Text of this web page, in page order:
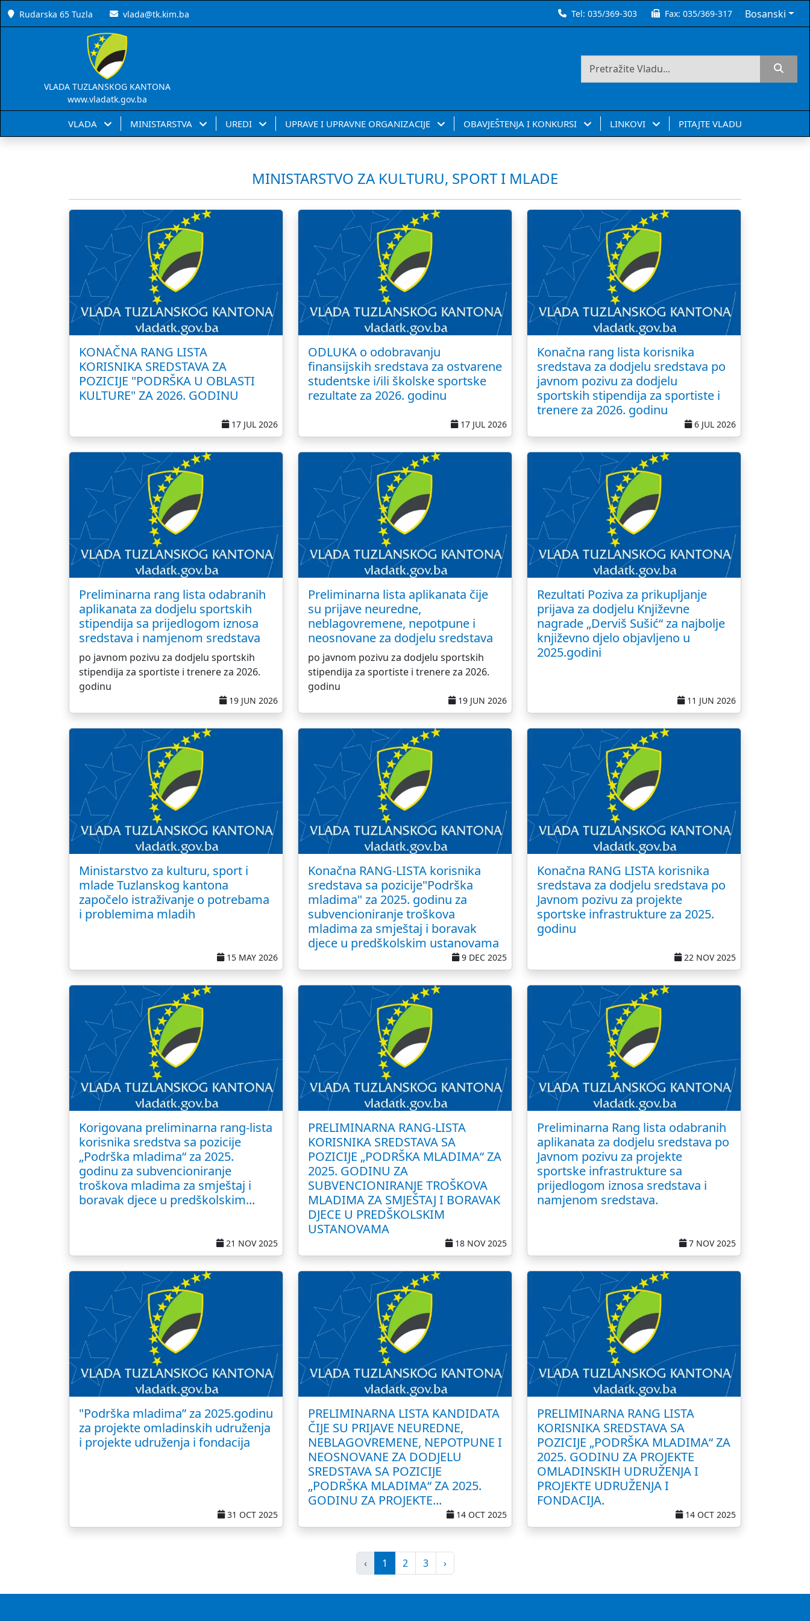
Rudarska 65 Tuzla vlada@tk.kim.ba Tel:035/369-303 Fax:035/369-317 Bosanski
VLADA TUZLANSKOG KANTONA
www.vladatk.gov.ba
VLADA MINISTARSTVA UREDI UPRAVE I UPRAVNE ORGANIZACIJE OBAVJEŠTENJA I KONKURSI LINKOVI PITAJTE VLADU
MINISTARSTVO ZA KULTURU, SPORT I MLADE
KONAČNA RANG LISTA
KORISNIKA SREDSTAVA ZA
POZICIJE "PODRŠKA U OBLASTI
KULTURE" ZA 2026. GODINU
17 JUL 2026
ODLUKA o odobravanju
finansijskih sredstava za ostvarene
studentske i/ili školske sportske
rezultate za 2026. godinu
17 JUL 2026
Konačna rang lista korisnika
sredstava za dodjelu sredstava po
javnom pozivu za dodjelu
sportskih stipendija za sportiste i
trenere za 2026. godinu
6 JUL 2026
Preliminarna rang lista odabranih
aplikanata za dodjelu sportskih
stipendija sa prijedlogom iznosa
sredstava i namjenom sredstava
po javnom pozivu za dodjelu sportskih
stipendija za sportiste i trenere za 2026.
godinu
19 JUN 2026
Preliminarna lista aplikanata čije
su prijave neuredne,
neblagovremene, nepotpune i
neosnovane za dodjelu sredstava
po javnom pozivu za dodjelu sportskih
stipendija za sportiste i trenere za 2026.
godinu
19 JUN 2026
Rezultati Poziva za prikupljanje
prijava za dodjelu Književne
nagrade „Derviš Sušić“ za najbolje
književno djelo objavljeno u
2025.godini
11 JUN 2026
Ministarstvo za kulturu, sport i
mlade Tuzlanskog kantona
započelo istraživanje o potrebama
i problemima mladih
15 MAY 2026
Konačna RANG-LISTA korisnika
sredstava sa pozicije"Podrška
mladima" za 2025. godinu za
subvencioniranje troškova
mladima za smještaj i boravak
djece u predškolskim ustanovama
9 DEC 2025
Konačna RANG LISTA korisnika
sredstava za dodjelu sredstava po
Javnom pozivu za projekte
sportske infrastrukture za 2025.
godinu
22 NOV 2025
Korigovana preliminarna rang-lista
korisnika sredstva sa pozicije
„Podrška mladima“ za 2025.
godinu za subvencioniranje
troškova mladima za smještaj i
boravak djece u predškolskim...
21 NOV 2025
PRELIMINARNA RANG-LISTA
KORISNIKA SREDSTAVA SA
POZICIJE „PODRŠKA MLADIMA“ ZA
2025. GODINU ZA
SUBVENCIONIRANJE TROŠKOVA
MLADIMA ZA SMJEŠTAJ I BORAVAK
DJECE U PREDŠKOLSKIM
USTANOVAMA
18 NOV 2025
Preliminarna Rang lista odabranih
aplikanata za dodjelu sredstava po
Javnom pozivu za projekte
sportske infrastrukture sa
prijedlogom iznosa sredstava i
namjenom sredstava.
7 NOV 2025
"Podrška mladima” za 2025.godinu
za projekte omladinskih udruženja
i projekte udruženja i fondacija
31 OCT 2025
PRELIMINARNA LISTA KANDIDATA
ČIJE SU PRIJAVE NEUREDNE,
NEBLAGOVREMENE, NEPOTPUNE I
NEOSNOVANE ZA DODJELU
SREDSTAVA SA POZICIJE
„PODRŠKA MLADIMA“ ZA 2025.
GODINU ZA PROJEKTE...
14 OCT 2025
PRELIMINARNA RANG LISTA
KORISNIKA SREDSTAVA SA
POZICIJE „PODRŠKA MLADIMA“ ZA
2025. GODINU ZA PROJEKTE
OMLADINSKIH UDRUŽENJA I
PROJEKTE UDRUŽENJA I
FONDACIJA.
14 OCT 2025
‹ 1 2 3 ›